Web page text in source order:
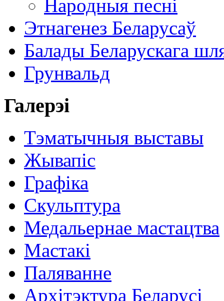
Народныя песні
Этнагенез Беларусаў
Балады Беларускага
Грунвальд
Галерэі
Тэматычныя выставы
Жывапіс
Графіка
Скульптура
Медальернае мастацтва
Мастакі
Паляванне
Архітэктура Беларусі